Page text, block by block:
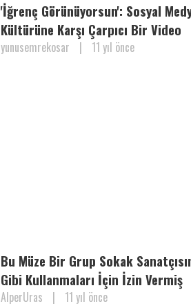
'İğrenç Görünüyorsun': Sosyal
Kültürüne Karşı Çarpıcı Bir Video
yunusemrekosar | 11 yıl önce
Bu Müze Bir Grup Sokak
Gibi Kullanmaları İçin İzin Vermiş
AlperUras | 11 yıl önce